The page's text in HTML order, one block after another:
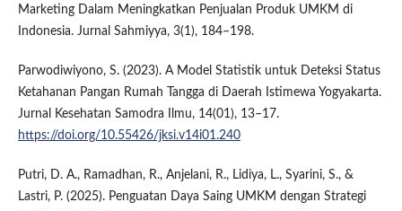
Marketing Dalam Meningkatkan Penjualan Produk UMKM di
Indonesia. Jurnal Sahmiyya, 3(1), 184–198.
Parwodiwiyono, S. (2023). A Model Statistik untuk Deteksi Status
Ketahanan Pangan Rumah Tangga di Daerah Istimewa Yogyakarta.
Jurnal Kesehatan Samodra Ilmu, 14(01), 13–17.
https://doi.org/10.55426/jksi.v14i01.240
Putri, D. A., Ramadhan, R., Anjelani, R., Lidiya, L., Syarini, S., &
Lastri, P. (2025). Penguatan Daya Saing UMKM dengan Strategi